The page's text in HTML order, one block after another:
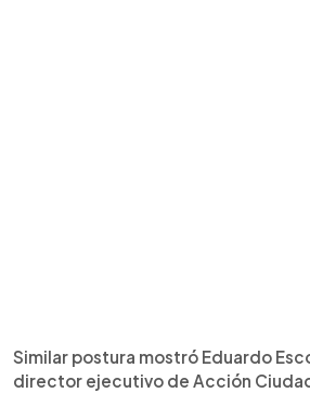
Similar postura mostró Eduardo
director ejecutivo de Acción